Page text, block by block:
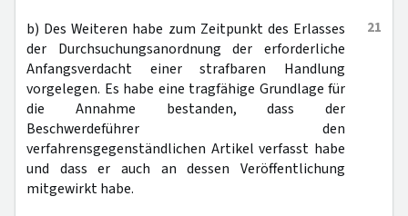
21
b) Des Weiteren habe zum Zeitpunkt des Erlasses
der Durchsuchungsanordnung der erforderliche
Anfangsverdacht einer strafbaren Handlung
vorgelegen. Es habe eine tragfähige Grundlage für
die Annahme bestanden, dass der
Beschwerdeführer den
verfahrensgegenständlichen Artikel verfasst habe
und dass er auch an dessen Veröffentlichung
mitgewirkt habe.